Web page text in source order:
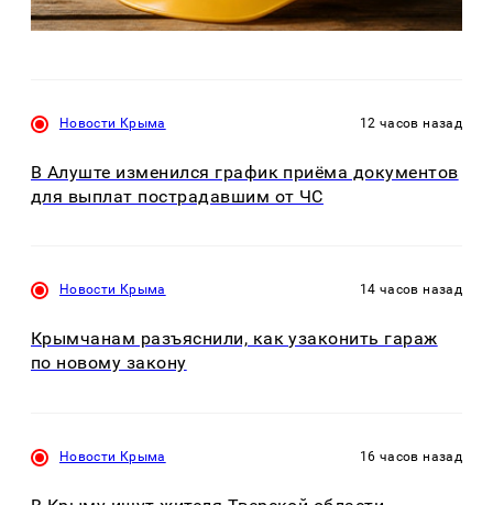
Новости Крыма 12 часов назад
В Алуште изменился график приёма документов
для выплат пострадавшим от ЧС
Новости Крыма 14 часов назад
Крымчанам разъяснили, как узаконить гараж
по новому закону
Новости Крыма 16 часов назад